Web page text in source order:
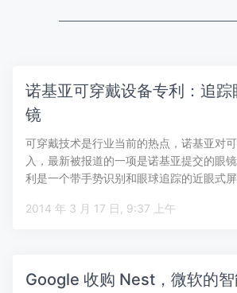
诺基亚可穿戴设备专利：追踪
镜
可穿戴技术是行业当前的热点，诺基亚对
入，最新被报道的一项是诺基亚提交的眼
利是一个带手势识别和眼球追踪的近眼式
2014 年 3 月 17 日, 9:37 上午
Google 收购 Nest，微软的智